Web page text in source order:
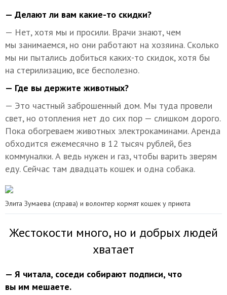
— Делают ли вам какие-то скидки?
— Нет, хотя мы и просили. Врачи знают, чем
мы занимаемся, но они работают на хозяина. Сколько
мы ни пытались добиться каких-то скидок, хотя бы
на стерилизацию, все бесполезно.
— Где вы держите животных?
— Это частный заброшенный дом. Мы туда провели
свет, но отопления нет до сих пор — слишком дорого.
Пока обогреваем животных электрокаминами. Аренда
обходится ежемесячно в 12 тысяч рублей, без
коммуналки. А ведь нужен и газ, чтобы варить зверям
еду. Сейчас там двадцать кошек и одна собака.
Элита Зумаева (справа) и волонтер кормят кошек у приюта
Жестокости много, но и добрых людей
хватает
— Я читала, соседи собирают подписи, что
вы им мешаете.